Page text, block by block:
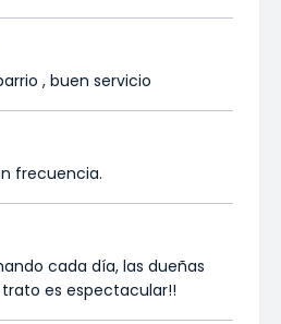
, buen servicio
frecuencia.
cada día, las dueñas
es espectacular!!